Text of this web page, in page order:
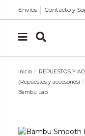
Envíos Contacto y
Inicio REPUESTOS Y
(Repuestos y accesorios)
Bambu Lab